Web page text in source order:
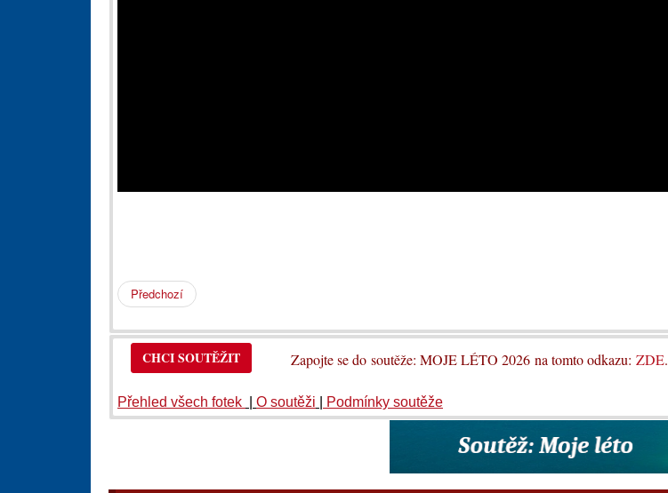
Předchozí
CHCI SOUTĚŽIT Zapojte se do soutěže: MOJE LÉTO 2026 na tomto odkazu: ZDE.
Přehled všech fotek O soutěži Podmínky soutěže